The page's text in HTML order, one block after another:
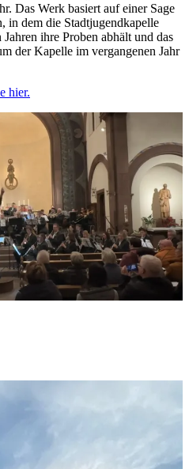
Das Werk basiert auf einer Sage
in dem die Stadtjugendkapelle
ihre Proben abhält und das
der Kapelle im vergangenen Jahr
hier.